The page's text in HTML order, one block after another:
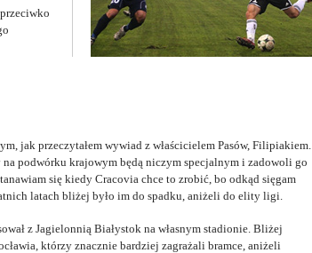
jak przeczytałem wywiad z właścicielem Pasów, Filipiakiem.
podwórku krajowym będą niczym specjalnym i zadowoli go
się kiedy Cracovia chce to zrobić, bo odkąd sięgam
latach bliżej było im do spadku, aniżeli do elity ligi.
z Jagielonnią Białystok na własnym stadionie. Bliżej
którzy znacznie bardziej zagrażali bramce, aniżeli